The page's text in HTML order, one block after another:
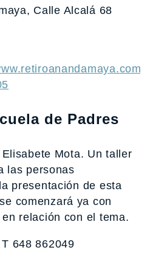
Calle Alcalá 68
de Padres
Mota. Un taller
las personas
presentación de esta
comenzará ya con
relación con el tema.
648 862049